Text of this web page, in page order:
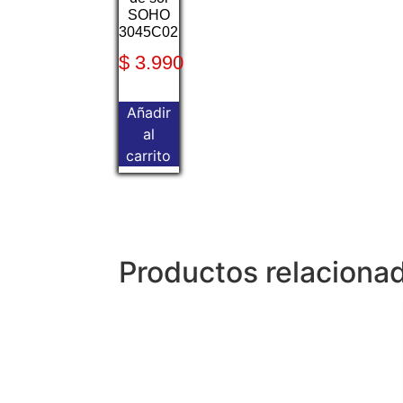
SOHO
3045C02
$ 3.990
Añadir
al
carrito
Productos